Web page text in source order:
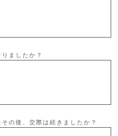
ましたか？
の後、交際は続きましたか？